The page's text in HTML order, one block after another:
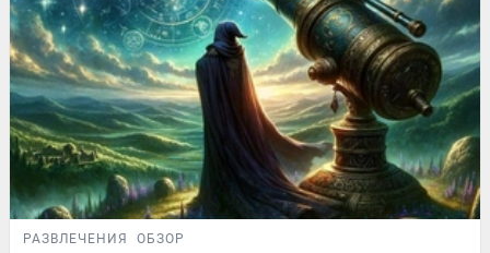
РАЗВЛЕЧЕНИЯ ОБЗОР